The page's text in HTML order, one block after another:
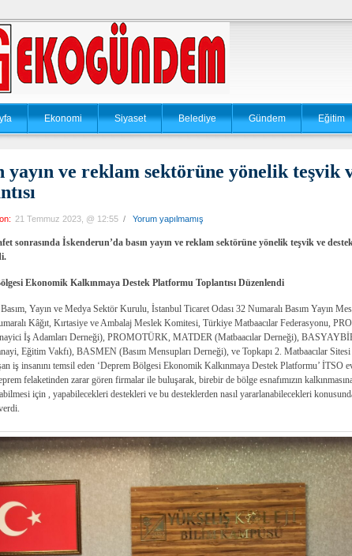
Ekonomi Siyaset Belediye Gündem Eğitim
yayın ve reklam sektörüne yönelik teşvik
21 Temmuz 2023, @ 12:55 / Yorum yapılmamış
sonrasında İskenderun’da basın yayın ve reklam sektörüne yönelik teşvik ve
Ekonomik Kalkınmaya Destek Platformu Toplantısı Düzenlendi
Yayın ve Medya Sektör Kurulu, İstanbul Ticaret Odası 32 Numaralı Basım Yayın
Kâğıt, Kırtasiye ve Ambalaj Meslek Komitesi, Türkiye Matbaacılar Federasyonu,
İş Adamları Derneği), PROMOTÜRK, MATDER (Matbaacılar Derneği),
Eğitim Vakfı), BASMEN (Basım Mensupları Derneği), ve Topkapı 2. Matbaacılar
iş insanını temsil eden ‘Deprem Bölgesi Ekonomik Kalkınmaya Destek Platformu’ İTSO
felaketinden zarar gören firmalar ile buluşarak, birebir de bölge esnafımızın
için , yapabilecekleri destekleri ve bu desteklerden nasıl yararlanabilecekleri